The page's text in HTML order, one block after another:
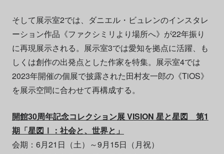
そして展示室2では、ダニエル・ビュレンのインスタレ
ーション作品《ファクシミリより場所へ》が22年振り
に再現展示される。展示室3では愛知を拠点に活躍、も
しくは創作の出発点とした作家を特集。展示室4では
2023年開催の個展で披露された田村友一郎の《TiOS》
を展示空間に合わせて再構成する。
開館30周年記念コレクション展 VISION 星と星図 第1
期「星図Ⅰ：社会と、世界と」
会期：6月21日（土）～9月15日（月祝）